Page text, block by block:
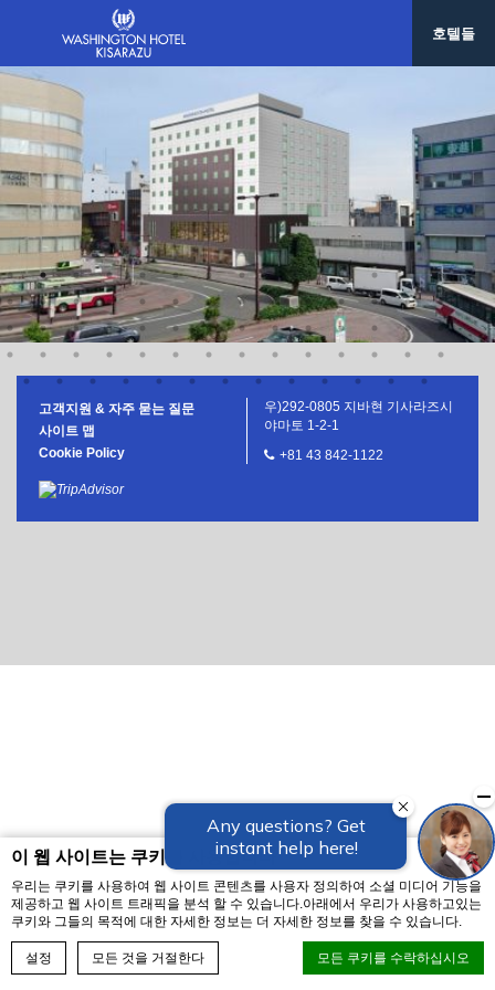
이 웹 사이트는 쿠키를 사용합니다
우리는 쿠키를 사용하여 웹 사이트 콘텐츠를 사용자 정의하여 소셜 미디어 기능을
제공하고 웹 사이트 트래픽을 분석 할 수 있습니다.아래에서 우리가 사용하고있는
쿠키와 그들의 목적에 대한 자세한 정보는 더 자세한 정보를 찾을 수 있습니다.
설정 모든 것을 거절한다 모든 쿠키를 수락하십시오
호텔들
예약하기
고객지원 & 자주 묻는 질문
사이트 맵
Cookie Policy
우)292-0805 지바현 기사라즈시
야마토 1-2-1
+81 43 842-1122
호텔 그레이스 리 나하
호텔 그레이스리 서울
대만/타이페이
호텔 그레이스리 타이베이